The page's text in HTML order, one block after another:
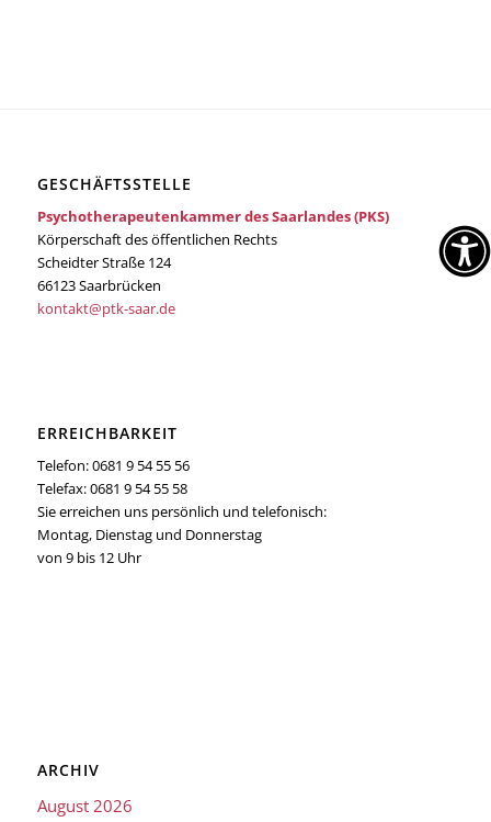
GESCHÄFTSSTELLE
Psychotherapeutenkammer des Saarlandes (PKS)
Körperschaft des öffentlichen Rechts
Scheidter Straße 124
66123 Saarbrücken
kontakt@ptk-saar.de
ERREICHBARKEIT
Telefon: 0681 9 54 55 56
Telefax: 0681 9 54 55 58
Sie erreichen uns persönlich und telefonisch:
Montag, Dienstag und Donnerstag
von 9 bis 12 Uhr
ARCHIV
August 2026